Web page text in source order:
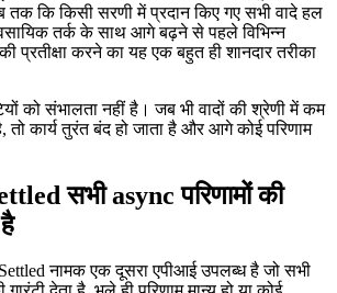
डेवलपर हैं, तो आपने सबसे अधिक मानक बिल्ट-इन
API Promise.all का उपयोग किया है, जो तब
तक कि किसी सरणी में प्रदान किए गए सभी वादे हल
तर्क के साथ आगे बढ़ने से पहले विभिन्न
प्रतीक्षा करने का यह एक बहुत ही शानदार तरीका
को संभालता नहीं है। जब भी वादों की श्रेणी में कम
तो कार्य तुरंत बंद हो जाता है और आगे कोई परिणाम
सभी async परिणामों की